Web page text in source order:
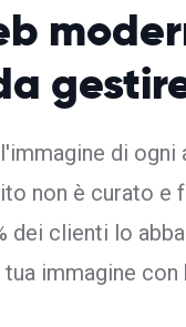
di ogni
non è curato e
dei clienti lo
immagine con